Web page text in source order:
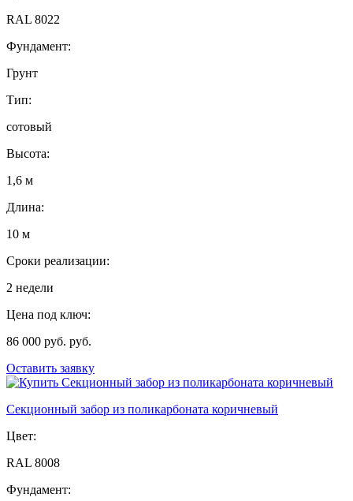
RAL 8022
Фундамент:
Грунт
Тип:
сотовый
Высота:
1,6 м
Длина:
10 м
Сроки реализации:
2 недели
Цена под ключ:
86 000 руб. руб.
Оставить заявку
Секционный забор из поликарбоната коричневый
Цвет:
RAL 8008
Фундамент: